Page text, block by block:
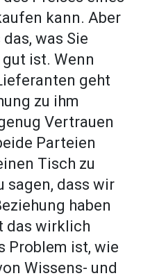
kann. Aber
was Sie
ist. Wenn
geht
zu ihm
Vertrauen
Parteien
Tisch zu
sagen, dass wir
haben
das wirklich
Problem ist, wie
Wissens- und